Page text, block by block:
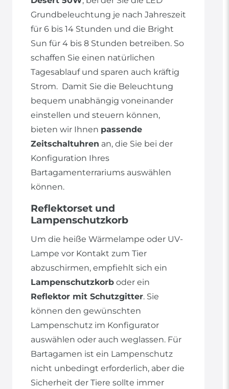
Grundbeleuchtung je nach Jahreszeit
für 6 bis 14 Stunden und die Bright
Sun für 4 bis 8 Stunden betreiben. So
schaffen Sie einen natürlichen
Tagesablauf und sparen auch kräftig
Strom. Damit Sie die Beleuchtung
bequem unabhängig voneinander
einstellen und steuern können,
bieten wir Ihnen passende
Zeitschaltuhren an, die Sie bei der
Konfiguration Ihres
Bartagamenterrariums auswählen
können.
Reflektorset und
Lampenschutzkorb
Um die heiße Wärmelampe oder UV-
Lampe vor Kontakt zum Tier
abzuschirmen, empfiehlt sich ein
Lampenschutzkorb oder ein
Reflektor mit Schutzgitter. Sie
können den gewünschten
Lampenschutz im Konfigurator
auswählen oder auch weglassen. Für
Bartagamen ist ein Lampenschutz
nicht unbedingt erforderlich, aber die
Sicherheit der Tiere sollte immer